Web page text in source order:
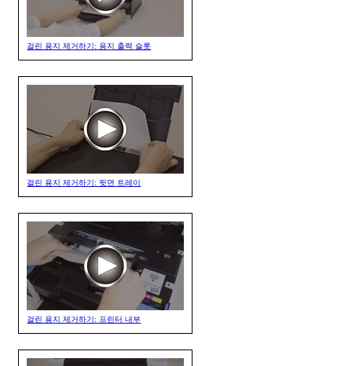
걸린 용지 제거하기: 용지 출력 슬롯
걸린 용지 제거하기: 뒷면 트레이
걸린 용지 제거하기: 프린터 내부